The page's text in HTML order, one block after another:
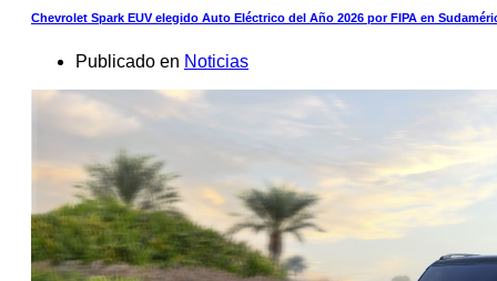
Chevrolet Spark EUV elegido Auto Eléctrico del Año 2026 por FIPA en
Publicado en Noticias